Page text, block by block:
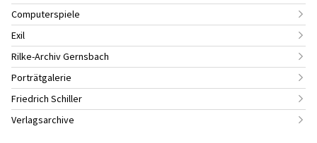
Computerspiele
Exil
Rilke-Archiv Gernsbach
Porträtgalerie
Friedrich Schiller
Verlagsarchive